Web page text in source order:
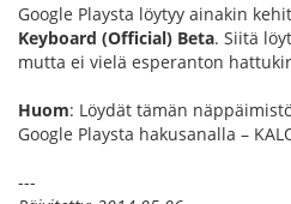
Google Playsta löytyy ainakin
Keyboard (Official) Beta. Siitä
mutta ei vielä esperanton
Huom: Löydät tämän
Google Playsta hakusanalla –
---